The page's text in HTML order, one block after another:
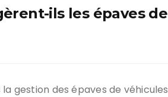
ils les épaves de
gestion des épaves de véhicules